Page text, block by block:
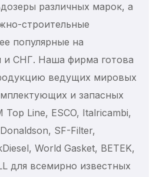
различных марок, а
строительные
популярные на
и СНГ. Наша фирма готова
ведущих мировых
и запасных
Top Line, ESCO, Italricambi,
SF-Filter,
World Gasket, BETEK,
для всемирно известных